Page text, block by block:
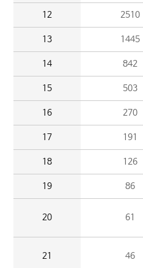
12 2510
13 1445
14 842
15 503
16 270
17 191
18 126
19 86
20 61
21 46